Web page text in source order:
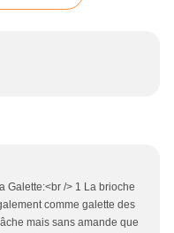
Galette:<br /> 1 La brioche
comme galette des
mais sans amande que